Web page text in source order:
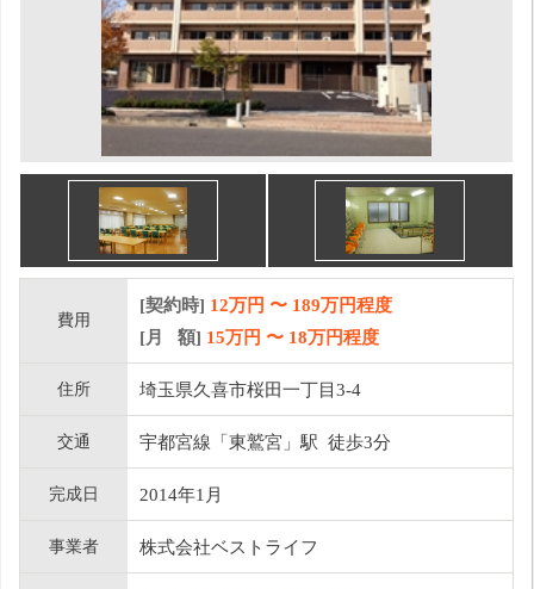
費用
[契約時] 12万円 〜 189万円程度
[月 額] 15万円 〜 18万円程度
住所 埼玉県久喜市桜田一丁目3-4
交通 宇都宮線「東鷲宮」駅 徒歩3分
完成日 2014年1月
事業者 株式会社ベストライフ